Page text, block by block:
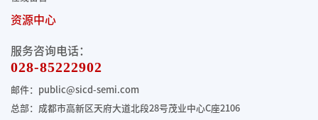
资源中心
服务咨询电话：
028-85222902
邮件：public@sicd-semi.com
总部：成都市高新区天府大道北段28号茂业中心C座2106